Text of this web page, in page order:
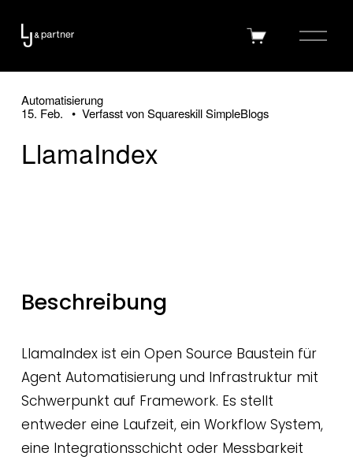
M
n
LlamaIndex
Automatisierung
15. Feb.
Verfasst vonSquareskill SimpleBlogs
Beschreibung
LlamaIndex ist ein Open Source Baustein für
Agent Automatisierung und Infrastruktur mit
Schwerpunkt auf Framework. Es stellt
entweder eine Laufzeit, ein Workflow System,
eine Integrationsschicht oder Messbarkeit